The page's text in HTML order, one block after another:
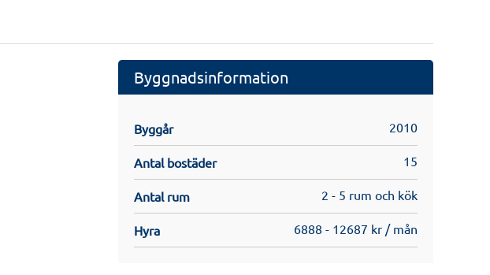
Byggnadsinformation
Byggår 2010
Antal bostäder 15
Antal rum 2 - 5 rum och kök
Hyra 6888 - 12687 kr / mån